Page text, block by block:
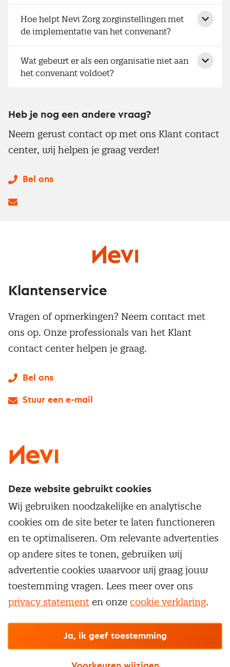
Hoe helpt Nevi Zorg zorginstellingen met
de implementatie van het convenant?
Wat gebeurt er als een organisatie niet aan
het convenant voldoet?
Heb je nog een andere vraag?
Neem gerust contact op met ons Klant contact
center, wij helpen je graag verder!
Bel ons
Service & contact
Over inkoop
Netwerk en communities
Aanmelden nieuwsbrief
Word lid van Nevi
Inkoop vacatures
Opzeggen lidmaatschap
Populaire thema's
Aanbesteden
Contractmanagement
Kostenmanagement
Onderhandelen
Supply management
Opleidingen en trainingen
Trainingen
Opleidingen
Maatwerk
Vrijstellingen
Klantenservice
Vragen of opmerkingen? Neem contact met
ons op. Onze professionals van het Klant
contact center helpen je graag.
Bel ons
Stuur een e-mail
Cookievoorkeuren beherenOnzealgemene
© Nevi.nl
Deze website gebruikt cookies
Wij gebruiken noodzakelijke en analytische
cookies om de site beter te laten functioneren
en te optimaliseren. Om relevante advertenties
op andere sites te tonen, gebruiken wij
advertentie cookies waarvoor wij graag jouw
toestemming vragen. Lees meer over ons
privacy statement en onze cookie verklaring.
Ja, ik geef toestemming